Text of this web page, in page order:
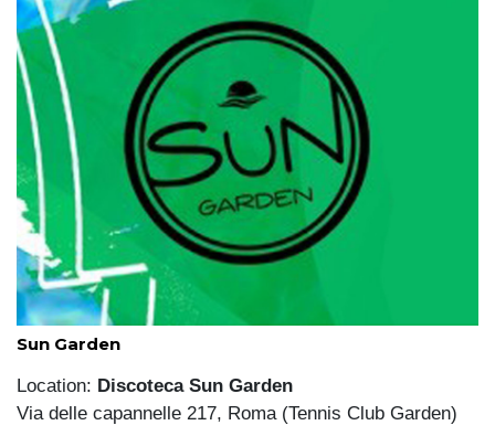
Sun Garden
Location: Discoteca Sun Garden
Via delle capannelle 217, Roma (Tennis Club Garden)